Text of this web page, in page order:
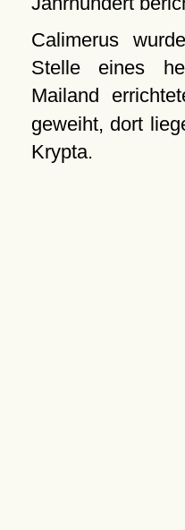
Calimerus
Stelle eines
Mailand
geweiht, dort
Krypta.